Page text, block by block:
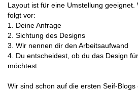
Layout ist für eine Umstellung geeignet.
folgt vor:
1. Deine Anfrage
2. Sichtung des Designs
3. Wir nennen dir den Arbeitsaufwand
4. Du entscheidest, ob du das Design
möchtest
Wir sind schon auf die ersten Seif-